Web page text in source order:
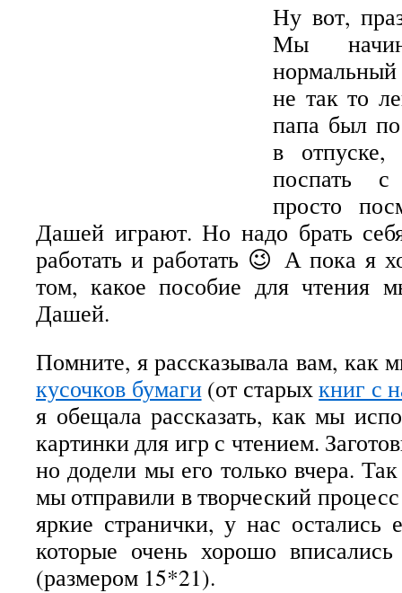
Ну вот,
Мы
не так то
папа был
в
поспать с
просто
Дашей играют. Но надо брать
работать и работать 😉 А пока я
том, какое пособие для чтения
Дашей.
Помните, я рассказывала вам, как
кусочков бумаги(от старыхкниг с
я обещала рассказать, как мы
картинки для игр с чтением.
но додели мы его только вчера.
мы отправили в творческий
яркие странички, у нас остались
которые очень хорошо
(размером 15*21).